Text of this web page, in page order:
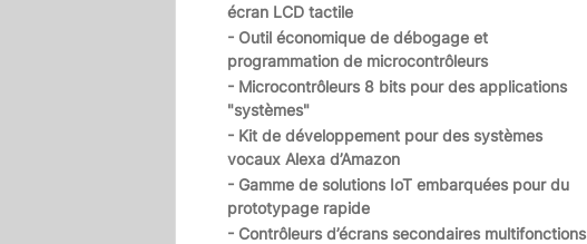
écran LCD tactile
- Outil économique de débogage et
programmation de microcontrôleurs
- Microcontrôleurs 8 bits pour des applications
"systèmes"
- Kit de développement pour des systèmes
vocaux Alexa d’Amazon
- Gamme de solutions IoT embarquées pour du
prototypage rapide
- Contrôleurs d’écrans secondaires multifonctions